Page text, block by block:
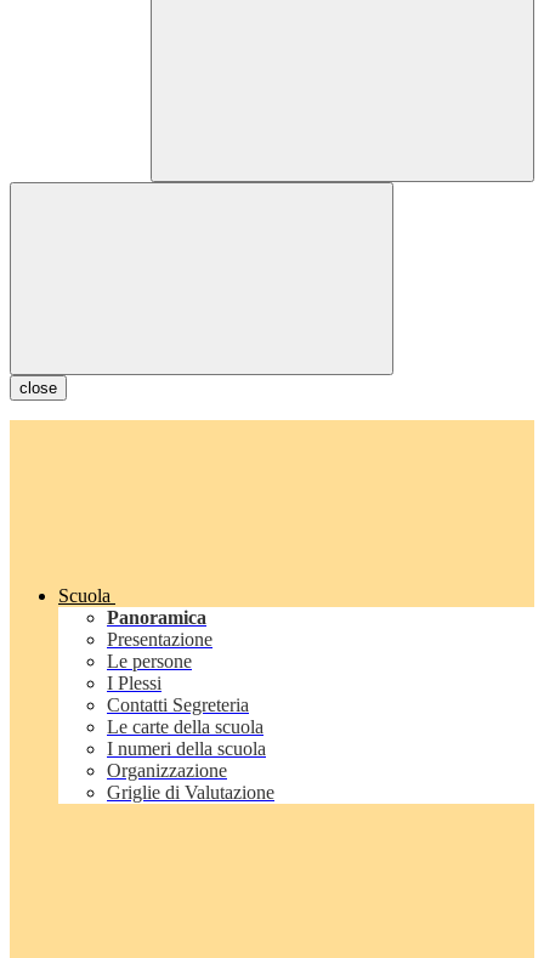
close
Scuola
Panoramica
Presentazione
Le persone
I Plessi
Contatti Segreteria
Le carte della scuola
I numeri della scuola
Organizzazione
Griglie di Valutazione